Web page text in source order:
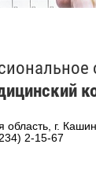
г.
2-15-67